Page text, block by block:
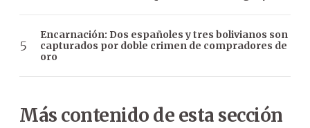
Encarnación: Dos españoles y tres bolivianos son
capturados por doble crimen de compradores de
oro
Más contenido de esta sección